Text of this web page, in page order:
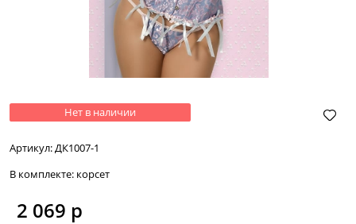
Нет в наличии
Артикул:ДК1007-1
В комплекте: корсет
2 069 р